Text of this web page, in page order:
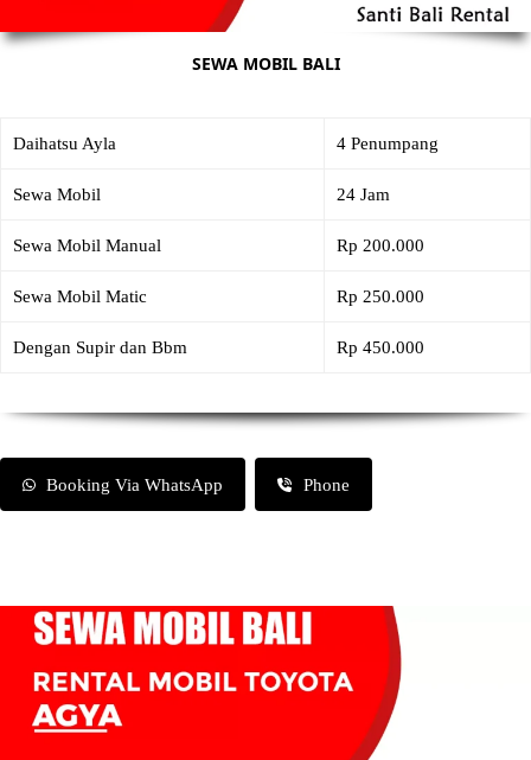
SEWA MOBIL BALI
Daihatsu Ayla 4 Penumpang
Sewa Mobil 24 Jam
Sewa Mobil Manual Rp 200.000
Sewa Mobil Matic Rp 250.000
Dengan Supir dan Bbm Rp 450.000
Booking Via WhatsApp Phone